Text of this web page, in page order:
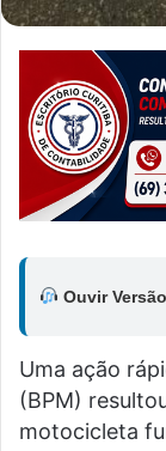
Ouvir
Uma ação
(BPM)
motocicleta